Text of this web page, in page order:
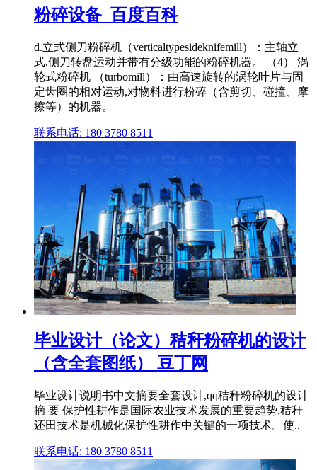
粉碎设备_百度百科
d.立式侧刀粉碎机（verticaltypesideknifemill）：主轴立
式,侧刀转盘运动并带有分级功能的粉碎机器。 （4） 涡
轮式粉碎机 （turbomill）：由高速旋转的涡轮叶片与固
定齿圈的相对运动,对物料进行粉碎（含剪切、碰撞、摩
擦等）的机器。
联系电话: 180 3780 8511
毕业设计（论文）秸秆粉碎机的设计
（含全套图纸） 豆丁网
毕业设计说明书中文摘要全套设计,qq秸秆粉碎机的设计
摘 要 保护性耕作是国际农业技术发展的重要趋势,秸秆
还田技术是机械化保护性耕作中关键的一项技术。使..
联系电话: 180 3780 8511